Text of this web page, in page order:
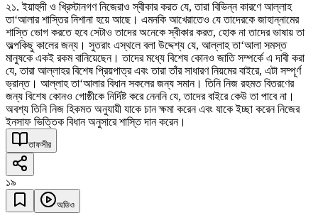
২১. ইয়াহুদী ও খ্রিস্টানগণ নিজেরাও স্বীকার করত যে, তারা বিভিন্ন কারণে আল্লাহ
তা‘আলার শাস্তির নিশানা হয়ে আছে। এমনকি আখেরাতেও যে তাদেরকে জাহান্নামের
শাস্তি ভোগ করতে হবে সেটাও তাদের অনেকে স্বীকার করত, হোক না তাদের ভাষায় তা
অল্পকিছু কালের জন্য। সুতরাং এস্থলে বলা উদ্দেশ্য যে, আল্লাহ তা‘আলা সমস্ত
মানুষকে একই রকম বানিয়েছেন। তাদের মধ্যে বিশেষ কোনও জাতি সম্পর্কে এ দাবী করা
যে, তারা আল্লাহর বিশেষ প্রিয়পাত্র এবং তারা তাঁর সাধারণ নিয়মের বাইরে, এটা সম্পূর্ণ
ভ্রান্ত। আল্লাহ তা‘আলার বিধান সকলের জন্য সমান। তিনি নিজ রহমত বিতরণের
জন্য বিশেষ কোনও গোষ্ঠীকে নির্দিষ্ট করে নেননি যে, তাদের বাইরে কেউ তা পাবে না।
অবশ্য তিনি নিজ হিকমত অনুযায়ী যাকে চান ক্ষমা করেন এবং যাকে ইচ্ছা করেন নিজের
ইনসাফ ভিত্তিক বিধান অনুসারে শাস্তি দান করেন।
তাফসীর
১৯
অডিও